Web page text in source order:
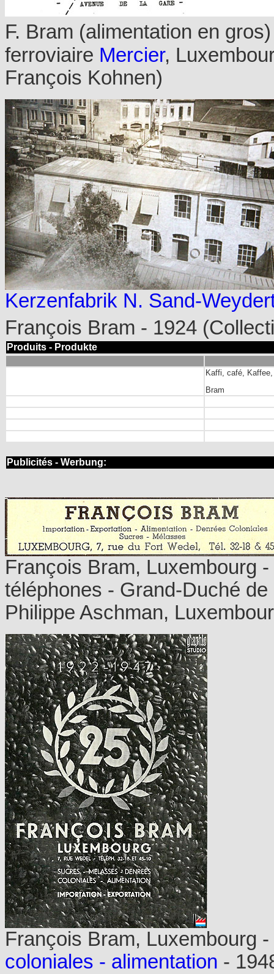
F. Bram (alimentation en gros)
ferroviaire Mercier,
François Kohnen)
Kerzenfabrik N. Sand-
François Bram - 1924
Produits - Produkte
Kaffi, café,
Bram
Publicités - Werbung:
François Bram, Luxembourg -
téléphones - Grand-Duché
Philippe Aschman,
François Bram, Luxembourg -
coloniales - alimentation -